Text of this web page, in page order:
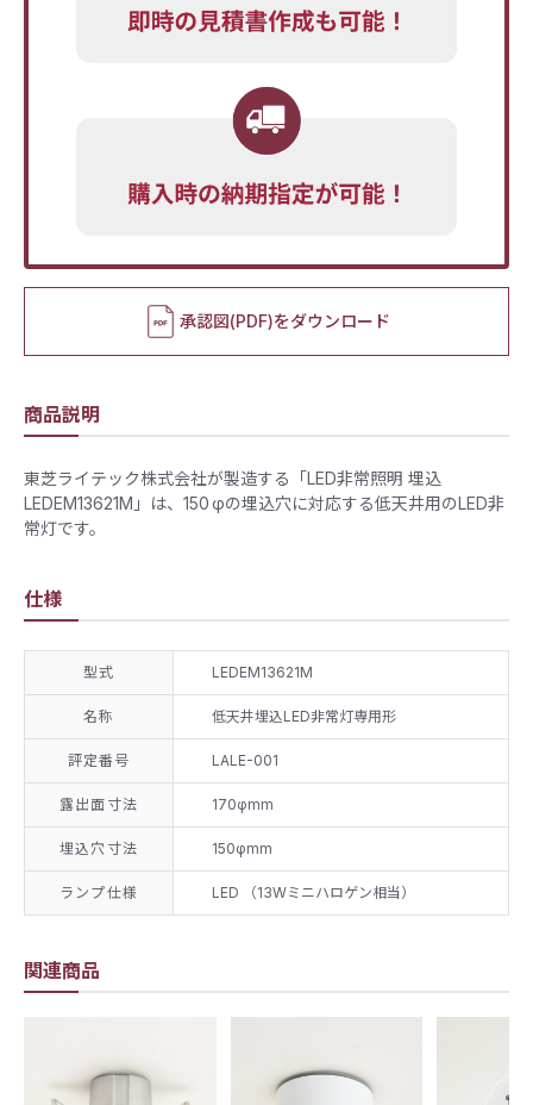
関連商品
承認図(PDF)をダウンロード
商品説明
東芝ライテック株式会社が製造する「LED非常照明 埋込
LEDEM13621M」は、150 φの埋込穴に対応する低天井用のLED非
常灯です。
仕様
型式 LEDEM13621M
名称 低天井埋込LED非常灯専用形
評定番号 LALE-001
露出面寸法 170φmm
埋込穴寸法 150φmm
ランプ仕様 LED （13Wミニハロゲン相当）